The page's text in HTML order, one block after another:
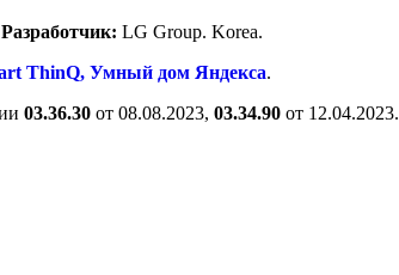
Разработчик: LG Group. Korea.
ThinQ, Умный дом Яндекса.
03.36.30 от 08.08.2023, 03.34.90 от 12.04.2023.